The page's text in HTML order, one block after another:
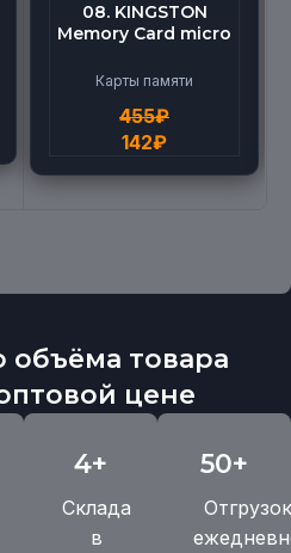
08. KINGSTON
Memory Card micro
Карты памяти
455₽
142₽
объёма товара
цене
4+
Склада
в
50+
Отгрузок